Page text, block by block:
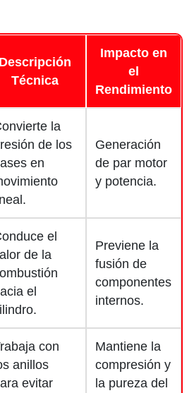
Descripción
Técnica
Impacto en
el
Rendimiento
la
de los
en
Generación
de par motor
y potencia.
el
de la
el
Previene la
fusión de
componentes
internos.
con
anillos
evitar
Mantiene la
compresión y
la pureza del